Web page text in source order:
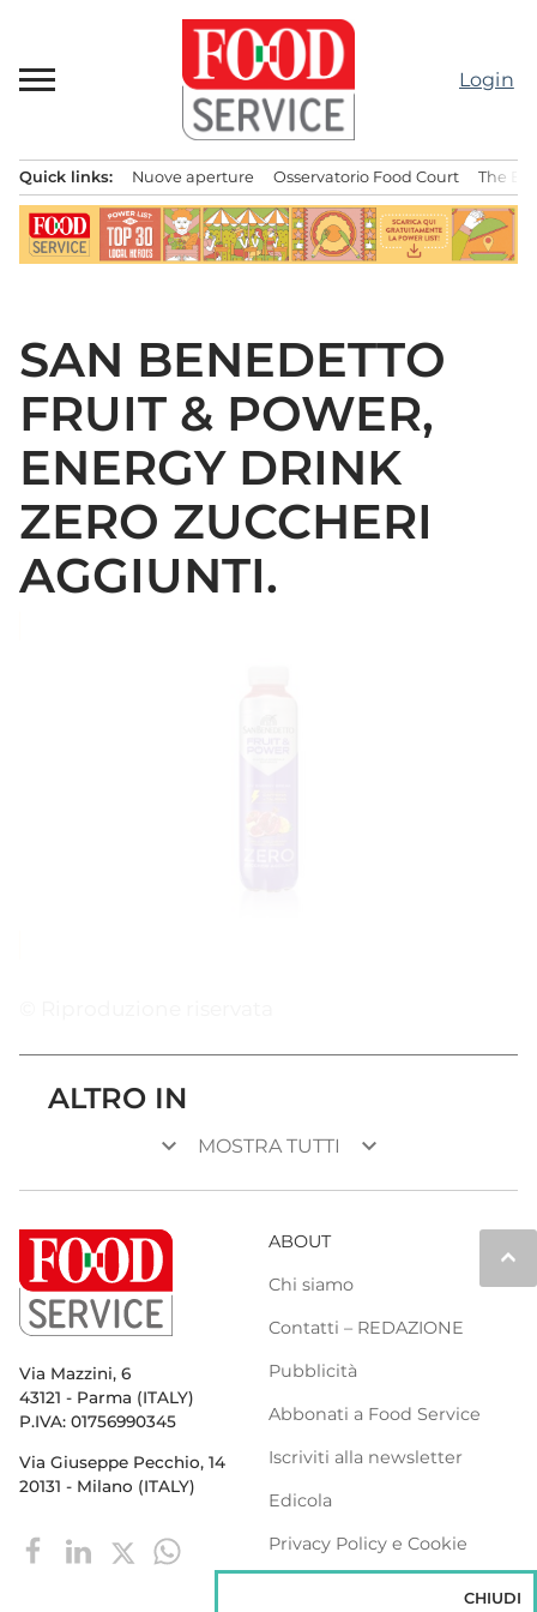
contenuto
Login
principale
Quick links: Nuove aperture Osservatorio Food Court The
SAN BENEDETTO
FRUIT & POWER,
ENERGY DRINK
ZERO ZUCCHERI
AGGIUNTI.
ALTRO IN
keyboard_arrow_down MOSTRA TUTTI keyboard_arrow_down
keyboard_arrow_up
Via Mazzini, 6
43121 - Parma (ITALY)
P.IVA: 01756990345
Via Giuseppe Pecchio, 14
20131 - Milano (ITALY)
ABOUT
Chi siamo
Contatti – REDAZIONE
Pubblicità
Abbonati a Food Service
Iscriviti alla newsletter
Edicola
Privacy Policy e Cookie
CHIUDI